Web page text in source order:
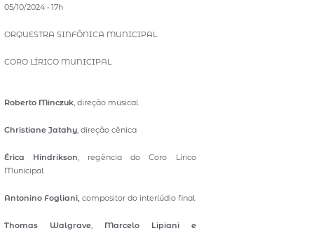
05/10/2024 • 17h
ORQUESTRA SINFÔNICA MUNICIPAL
CORO LÍRICO MUNICIPAL
Roberto Minczuk, direção musical
Christiane Jatahy, direção cênica
Érica Hindrikson, regência do Coro Lírico
Municipal
Antonino Fogliani,compositor do interlúdio final
Thomas Walgrave, Marcelo Lipiani e